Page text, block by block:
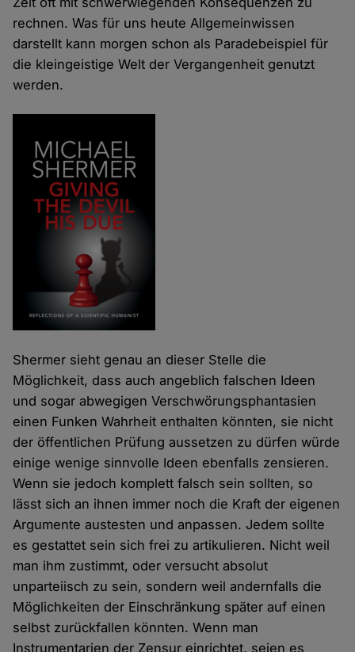
rechnen. Was für uns heute Allgemeinwissen
darstellt kann morgen schon als Paradebeispiel für
die kleingeistige Welt der Vergangenheit genutzt
werden.
Shermer sieht genau an dieser Stelle die
Möglichkeit, dass auch angeblich falschen Ideen
und sogar abwegigen Verschwörungsphantasien
einen Funken Wahrheit enthalten könnten, sie nicht
der öffentlichen Prüfung aussetzen zu dürfen würde
einige wenige sinnvolle Ideen ebenfalls zensieren.
Wenn sie jedoch komplett falsch sein sollten, so
lässt sich an ihnen immer noch die Kraft der eigenen
Argumente austesten und anpassen. Jedem sollte
es gestattet sein sich frei zu artikulieren. Nicht weil
man ihm zustimmt, oder versucht absolut
unparteiisch zu sein, sondern weil andernfalls die
Möglichkeiten der Einschränkung später auf einen
selbst zurückfallen könnten. Wenn man
Instrumentarien der Zensur einrichtet, seien es